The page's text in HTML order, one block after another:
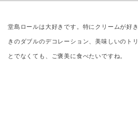
堂島ロールは大好きです。特にクリームが好
きのダブルのデコレーション、美味しいのト
とでなくても、ご褒美に食べたいですね。